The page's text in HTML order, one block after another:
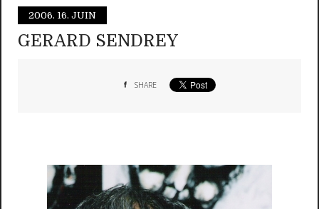
2006. 16. JUIN
GERARD SENDREY
SHARE